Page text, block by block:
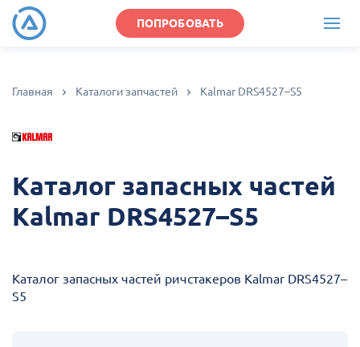
ПОПРОБОВАТЬ
Главная Каталоги запчастей Kalmar DRS4527–S5
Каталог запасных частей
Kalmar DRS4527–S5
Каталог запасных частей ричстакеров Kalmar DRS4527–
S5